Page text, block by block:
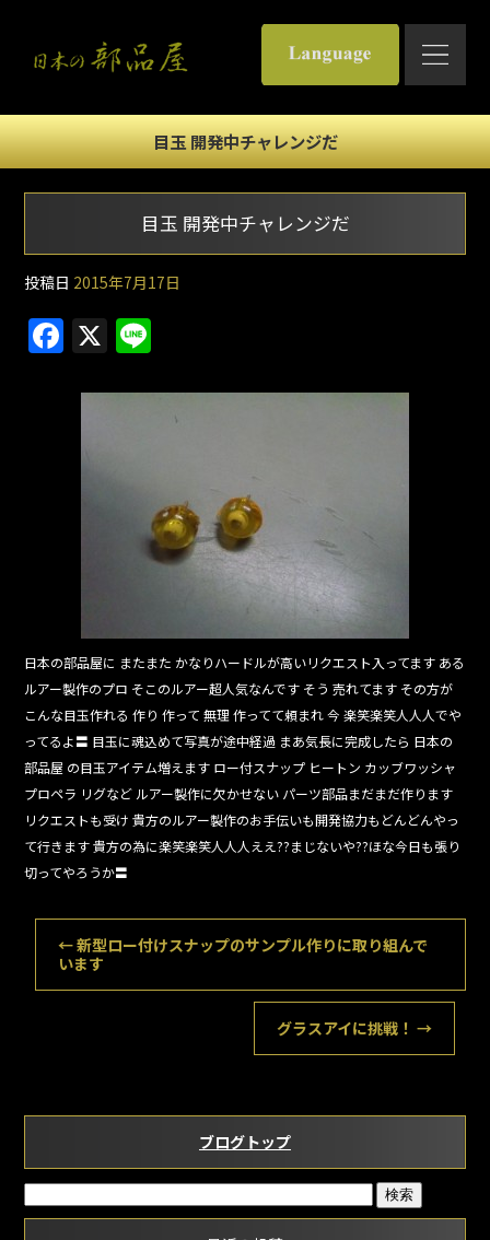
目玉 開発中チャレンジだ
目玉 開発中チャレンジだ
投稿日 2015年7月17日
F
a
c
b
X
e
日本の部品屋に またまた かなりハードルが高いリクエスト入ってます ある
ルアー製作のプロ そこのルアー超人気なんです そう 売れてます その方が
こんな目玉作れる 作り 作って 無理 作ってて頼まれ 今 楽笑楽笑人人人でや
ってるよ〓 目玉に魂込めて写真が途中経過 まあ気長に完成したら 日本の
部品屋 の目玉アイテム増えます ロー付スナップ ヒートン カッブワッシャ
プロペラ リグなど ルアー製作に欠かせない パーツ部品まだまだ作ります
リクエストも受け 貴方のルアー製作のお手伝いも開発協力もどんどんやっ
て行きます 貴方の為に楽笑楽笑人人人ええ??まじないや??ほな今日も張り
切ってやろうか〓
←新型ロー付けスナップのサンプル作りに取り組んで
います
グラスアイに挑戦！ →
ブログトップ